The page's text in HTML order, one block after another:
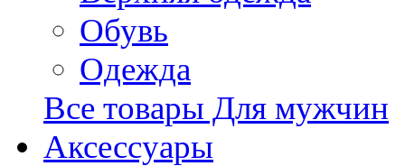
Обувь
Одежда
Все товары Для мужчин
Аксессуары